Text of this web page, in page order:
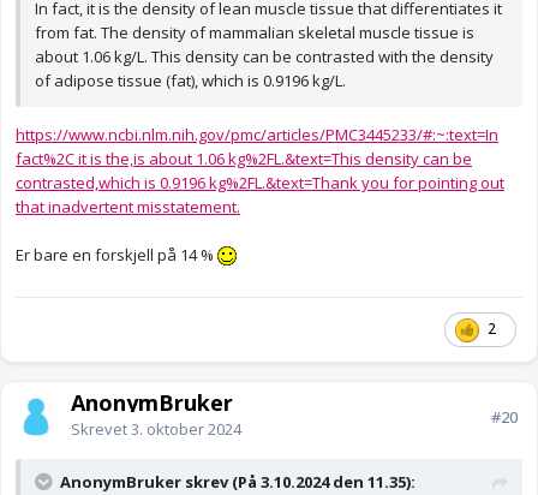
In fact, it is the density of lean muscle tissue that differentiates it
from fat. The density of mammalian skeletal muscle tissue is
about 1.06 kg/L. This density can be contrasted with the density
of adipose tissue (fat), which is 0.9196 kg/L.
https://www.ncbi.nlm.nih.gov/pmc/articles/PMC3445233/#:~:text=In
fact%2C it is the,is about 1.06 kg%2FL.&text=This density can be
contrasted,which is 0.9196 kg%2FL.&text=Thank you for pointing out
that inadvertent misstatement.
Er bare en forskjell på 14 %
2
AnonymBruker
Skrevet3. oktober 2024
#20
AnonymBruker skrev (På 3.10.2024 den 11.35):